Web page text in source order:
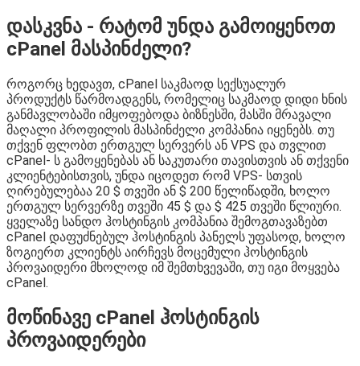
დასკვნა - რატომ უნდა გამოიყენოთ
cPanel მასპინძელი?
როგორც ხედავთ, cPanel საკმაოდ სექსუალურ
პროდუქტს წარმოადგენს, რომელიც საკმაოდ დიდი ხნის
განმავლობაში იმყოფებოდა ბიზნესში, მასში მრავალი
მაღალი პროფილის მასპინძელი კომპანია იყენებს. თუ
თქვენ ფლობთ ერთგულ სერვერს ან VPS და თვლით
cPanel- ს გამოყენებას ან საკუთარი თავისთვის ან თქვენი
კლიენტებისთვის, უნდა იცოდეთ რომ VPS- სთვის
ღირებულებაა 20 $ თვეში ან $ 200 წელიწადში, ხოლო
ერთგულ სერვერზე თვეში 45 $ და $ 425 თვეში წლიური.
ყველაზე სანდო ჰოსტინგის კომპანია შემოგთავაზებთ
cPanel დაფუძნებულ ჰოსტინგის პანელს უფასოდ, ხოლო
ზოგიერთ კლიენტს აირჩევს მოცემული ჰოსტინგის
პროვაიდერი მხოლოდ იმ შემთხვევაში, თუ იგი მოყვება
cPanel.
მოწინავე cPanel ჰოსტინგის
პროვაიდერები